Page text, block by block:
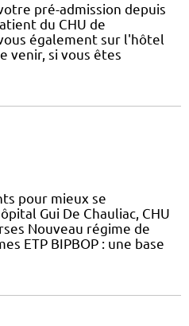
pré-admission depuis
du CHU de
également sur l'hôtel
venir, si vous êtes
pour mieux se
Gui De Chauliac, CHU
Nouveau régime de
ETP BIPBOP : une base